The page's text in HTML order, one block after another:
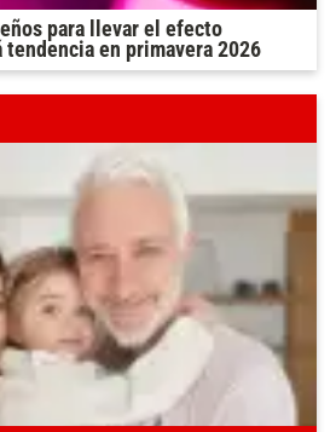
para llevar el efecto
en primavera 2026